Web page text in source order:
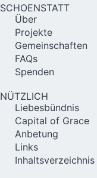
SCHOENSTATT
Über
Projekte
Gemeinschaften
FAQs
Spenden
NÜTZLICH
Liebesbündnis
Capital of Grace
Anbetung
Links
Inhaltsverzeichnis